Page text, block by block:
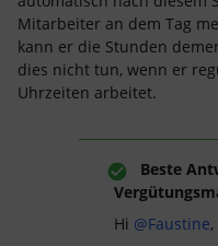
Mitarbeiter an dem Tag
kann er die Stunden
dies nicht tun, wenn er
Uhrzeiten arbeitet.
Beste
Hi @Faustine,